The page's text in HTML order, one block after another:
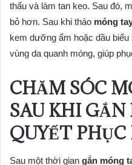
thấu và làm tan keo. Sau đó,
bỏ hơn. Sau khi tháo móng
kem dưỡng ẩm hoặc dầu
vùng da quanh móng, giúp
CHĂM SÓC
SAU KHI
QUYẾT PHỤC
Sau một thời gian gắn móng